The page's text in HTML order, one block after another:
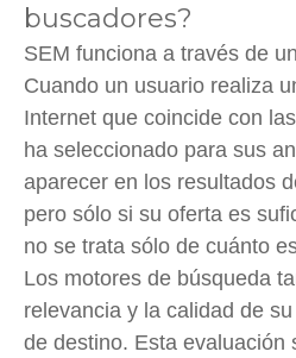
buscadores?
SEM funciona a través de
Cuando un usuario realiza
Internet que coincide con
ha seleccionado para sus
aparecer en los resultados
pero sólo si su oferta es
no se trata sólo de cuánto
Los motores de búsqueda
relevancia y la calidad de
de destino. Esta evaluación